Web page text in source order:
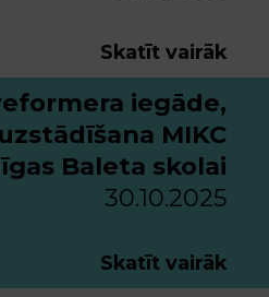
Skatīt vairāk
iegāde,
MIKC
Baleta skolai
30.10.2025
Skatīt vairāk